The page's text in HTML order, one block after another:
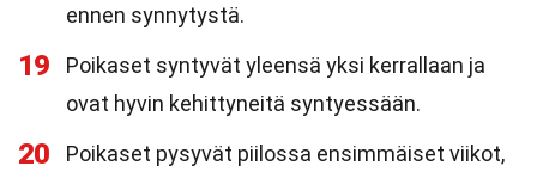
ennen synnytystä.
19
Poikaset syntyvät yleensä yksi kerrallaan ja
ovat hyvin kehittyneitä syntyessään.
20
Poikaset pysyvät piilossa ensimmäiset viikot,